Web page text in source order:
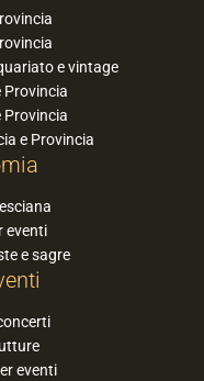
e vintage
Provincia
Provincia
e Provincia
eventi
e sagre
eventi